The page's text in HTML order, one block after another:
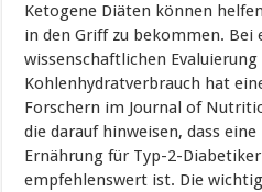
Ketogene Diäten können
in den Griff zu bekommen. Bei
wissenschaftlichen
Kohlenhydratverbrauch hat
Forschern im Journal of
die darauf hinweisen, dass
Ernährung für Typ-2-
empfehlenswert ist. Die